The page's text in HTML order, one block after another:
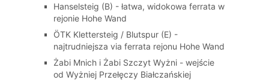
Hanselsteig (B) - łatwa, widokowa ferrata w
rejonie Hohe Wand
ÖTK Klettersteig / Blutspur (E) -
najtrudniejsza via ferrata rejonu Hohe Wand
Żabi Mnich i Żabi Szczyt Wyżni - wejście
od Wyżniej Przełęczy Białczańskiej